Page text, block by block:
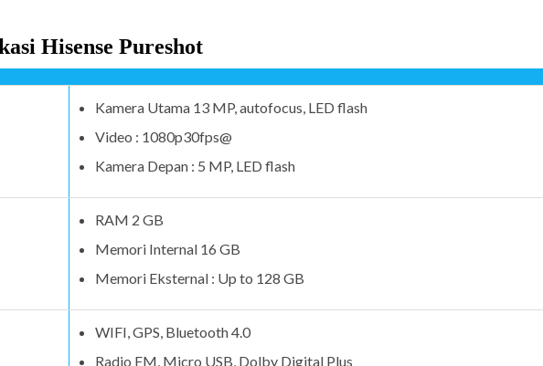
Hisense Pureshot
Kamera Utama 13 MP, autofocus, LED flash
Video : 1080p30fps@
Kamera Depan : 5 MP, LED flash
RAM 2 GB
Memori Internal 16 GB
Memori Eksternal : Up to 128 GB
WIFI, GPS, Bluetooth 4.0
Radio FM, Micro USB, Dolby Digital Plus